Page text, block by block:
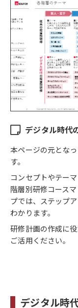
デジタル時代
本ページの元とな
す。
コンセプトやテー
階層別研修コース
プでは、ステップ
わかります。
研修計画の作成に
ご活用ください。
デジタル時